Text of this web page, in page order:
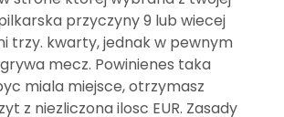
przyczyny 9 lub wiecej
trzy. kwarty, jednak w pewnym
mecz. Powinienes taka
miala miejsce, otrzymasz
z niezliczona ilosc EUR. Zasady